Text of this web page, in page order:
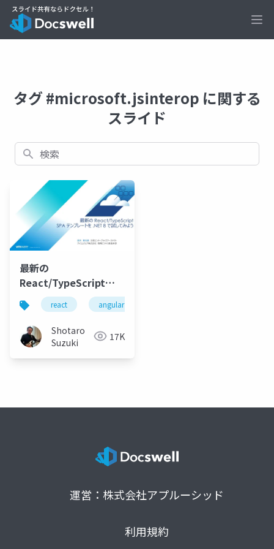
タグ #microsoft.jsinterop に関する
スライド
検索
最新の
React/TypeScript
SPA テンプレートを
.NET 8 で試してみよう
react angular
Shotaro
Suzuki
17K
運営：株式会社アプルーシッド
利用規約